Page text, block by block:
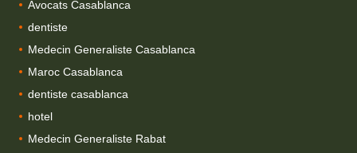
Avocats Casablanca
dentiste
Medecin Generaliste Casablanca
Maroc Casablanca
dentiste casablanca
hotel
Medecin Generaliste Rabat